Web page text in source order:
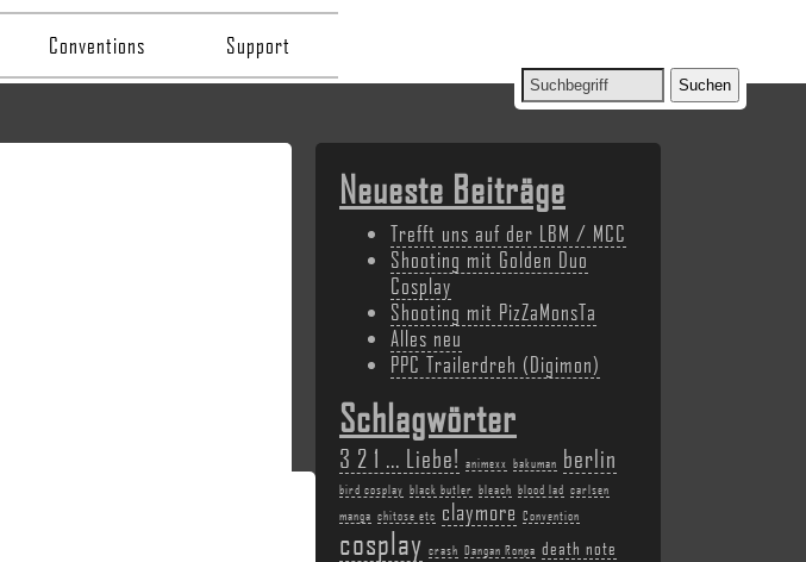
Conventions Support
Neueste Beiträge
Trefft uns auf der LBM / MCC
Shooting mit Golden Duo
Cosplay
Shooting mit PizZaMonsTa
Alles neu
PPC Trailerdreh (Digimon)
Schlagwörter
3 2 1 ... Liebe! animexx bakuman berlin
bird cosplay black butler bleach blood lad carlsen
manga chitose etc claymore Convention
cosplay crash Dangan Ronpa death note